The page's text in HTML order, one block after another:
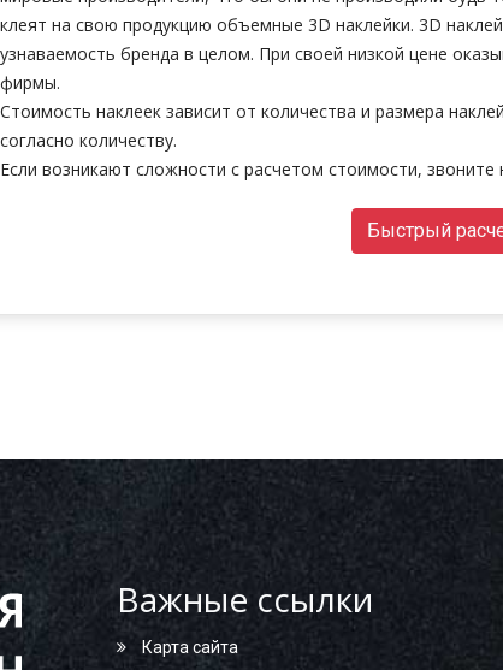
клеят на свою продукцию объемные 3D наклейки. 3D
узнаваемость бренда в целом. При своей низкой цене
фирмы.
Стоимость наклеек зависит от количества и размера
согласно количеству.
Если возникают сложности с расчетом стоимости,
Быстрый
Важные ссылки
Карта сайта